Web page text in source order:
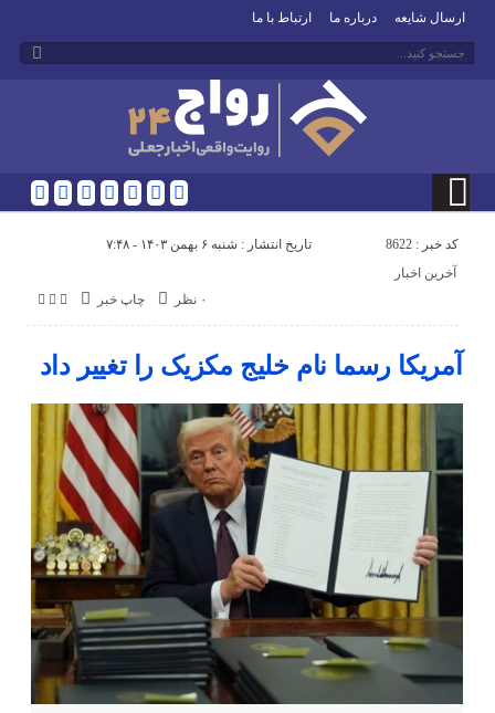
ارسال شایعه درباره ما ارتباط با ما
کد خبر : 8622 تاریخ انتشار : شنبه ۶ بهمن ۱۴۰۳ - ۷:۴۸
چاپ خبر ۰ نظر
آخرین اخبار
آمریکا رسما نام خلیج مکزیک را تغییر داد